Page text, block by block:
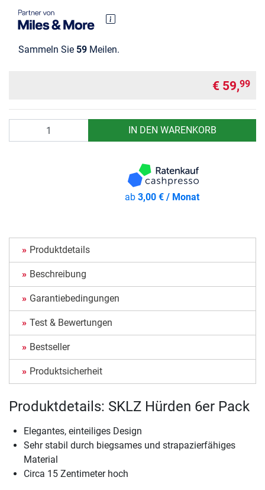
Sammeln Sie 59 Meilen.
€ 59,99
IN DEN WARENKORB
ab3,00 € / Monat
Produktdetails
Beschreibung
Garantiebedingungen
Test & Bewertungen
Bestseller
Produktsicherheit
Produktdetails: SKLZ Hürden 6er Pack
Elegantes, einteiliges Design
Sehr stabil durch biegsames und strapazierfähiges
Material
Circa 15 Zentimeter hoch